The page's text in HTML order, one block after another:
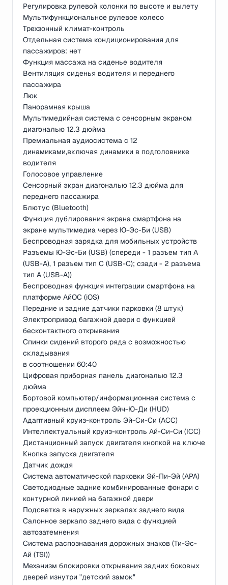
Регулировка рулевой колонки по высоте и вылету
Мультифункциональное рулевое колесо
Трехзонный климат-контроль
Отдельная система кондиционирования для
пассажиров: нет
Функция массажа на сиденье водителя
Вентиляция сиденья водителя и переднего
пассажира
Люк
Панорамная крыша
Мультимедийная система с сенсорным экраном
диагональю 12.3 дюйма
Премиальная аудиосистема с 12
динамиками,включая динамики в подголовнике
водителя
Голосовое управление
Сенсорный экран диагональю 12.3 дюйма для
переднего пассажира
Блютус (Bluetooth)
Функция дублирования экрана смартфона на
экране мультимедиа через Ю-Эс-Би (USB)
Беспроводная зарядка для мобильных устройств
Разъемы Ю-Эс-Би (USB) (спереди - 1 разъем тип А
(USB-A), 1 разъем тип C (USB-C); сзади - 2 разъема
тип А (USB-A))
Беспроводная функция интеграции смартфона на
платформе АйОС (iOS)
Передние и задние датчики парковки (8 штук)
Электропривод багажной двери с функцией
бесконтактного открывания
Спинки сидений второго ряда с возможностью
складывания
в соотношении 60:40
Цифровая приборная панель диагональю 12.3
дюйма
Бортовой компьютер/информационная система с
проекционным дисплеем Эйч-Ю-Ди (HUD)
Адаптивный круиз-контроль Эй-Си-Си (ACC)
Интеллектуальный круиз-контроль Ай-Си-Си (ICC)
Дистанционный запуск двигателя кнопкой на ключе
Кнопка запуска двигателя
Датчик дождя
Система автоматической парковки Эй-Пи-Эй (APA)
Светодиодные задние комбинированные фонари с
контурной линией на багажной двери
Подсветка в наружных зеркалах заднего вида
Салонное зеркало заднего вида с функцией
автозатемнения
Система распознавания дорожных знаков (Ти-Эс-
Ай (TSI))
Механизм блокировки открывания задних боковых
дверей изнутри "детский замок"